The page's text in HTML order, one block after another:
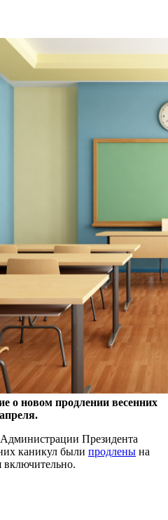
о новом продлении весенних
Президента
каникул были продлены на
включительно.